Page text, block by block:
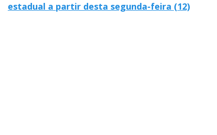
estadual a partir desta segunda-feira (12)